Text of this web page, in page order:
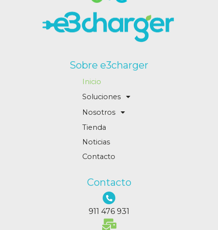
Sobre e3charger
Inicio
Soluciones
Nosotros
Tienda
Noticias
Contacto
Contacto
911 476 931